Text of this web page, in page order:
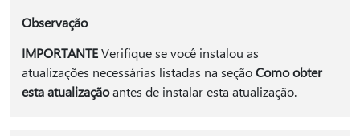
Observação
IMPORTANTEVerifique se você instalou as
atualizações necessárias listadas na seçãoComo obter
esta atualizaçãoantes de instalar esta atualização.